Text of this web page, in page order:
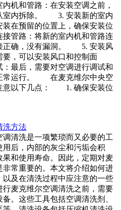
和管路：在安装空调之前，
室内拆除。 3. 安装新的室内
在预留的位置上，确保安装位
管路：将新的室内机和管路连
正确，没有漏洞。 5. 安装风
要，可以安装风口和控制面
最后，需要对空调进行调试和
常运行。 在麦克维尔中央空
意以下几点： 1. 确保安装位
洗方法
清洗是一项繁琐而又必要的工
后，内部的灰尘和污垢会积
果和使用寿命。因此，定期对麦
非常重要的。本文将介绍如何进
及在清洗过程中应注意的一些
克维尔空调清洗之前，需要
。这些工具包括空调清洗剂、